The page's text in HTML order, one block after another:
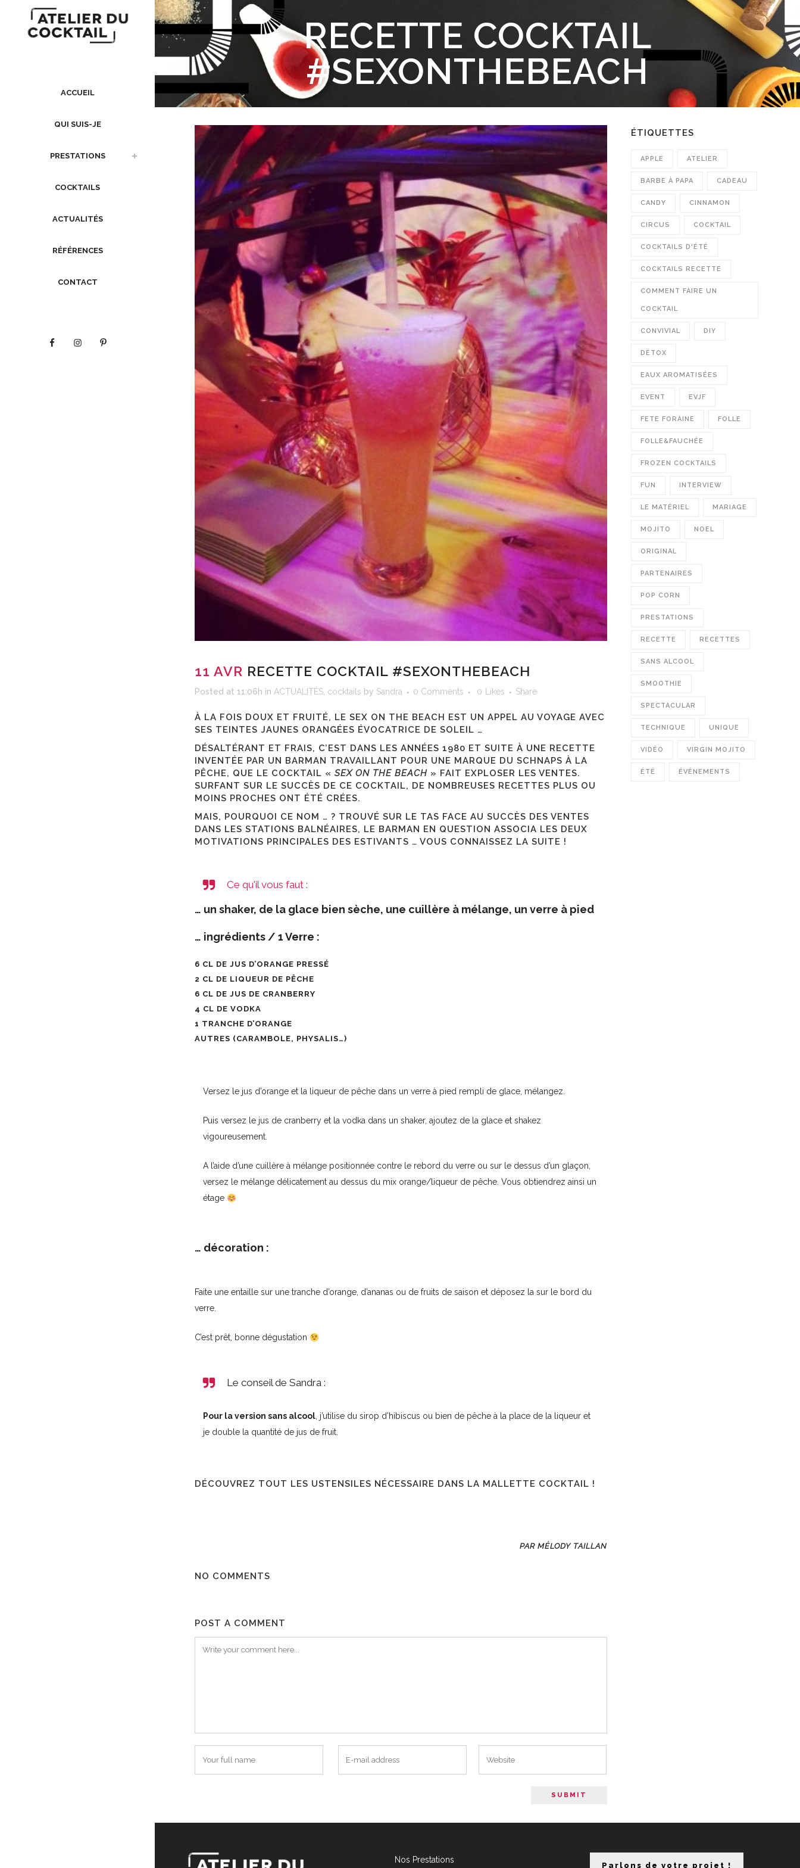
ACCUEIL
QUI SUIS-JE
PRESTATIONS
COCKTAILS
ACTUALITÉS
RÉFÉRENCES
CONTACT
RECETTE COCKTAIL
#SEXONTHEBEACH
11 AVR RECETTE COCKTAIL #SEXONTHEBEACH
Posted at 11:06h in ACTUALITÉS, cocktails by Sandra 0 Comments 0 Likes Share
À LA FOIS DOUX ET FRUITÉ, LE SEX ON THE BEACH EST UN APPEL AU VOYAGE AVEC
SES TEINTES JAUNES ORANGÉES ÉVOCATRICE DE SOLEIL …
DÉSALTÉRANT ET FRAIS, C’EST DANS LES ANNÉES 1980 ET SUITE À UNE RECETTE
INVENTÉE PAR UN BARMAN TRAVAILLANT POUR UNE MARQUE DU SCHNAPS À LA
PÊCHE, QUE LE COCKTAIL « SEX ON THE BEACH » FAIT EXPLOSER LES VENTES.
SURFANT SUR LE SUCCÈS DE CE COCKTAIL, DE NOMBREUSES RECETTES PLUS OU
MOINS PROCHES ONT ÉTÉ CRÉES.
MAIS, POURQUOI CE NOM … ? TROUVÉ SUR LE TAS FACE AU SUCCÈS DES VENTES
DANS LES STATIONS BALNÉAIRES, LE BARMAN EN QUESTION ASSOCIA LES DEUX
MOTIVATIONS PRINCIPALES DES ESTIVANTS … VOUS CONNAISSEZ LA SUITE !
Ce qu'il vous faut :
… un shaker, de la glace bien sèche, une cuillère à mélange, un verre à pied
… ingrédients / 1 Verre :
6 CL DE JUS D’ORANGE PRESSÉ
2 CL DE LIQUEUR DE PÊCHE
6 CL DE JUS DE CRANBERRY
4 CL DE VODKA
1 TRANCHE D’ORANGE
AUTRES (CARAMBOLE, PHYSALIS…)
Versez le jus d’orange et la liqueur de pêche dans un verre à pied rempli de glace, mélangez.
Puis versez le jus de cranberry et la vodka dans un shaker, ajoutez de la glace et shakez
vigoureusement.
A l’aide d’une cuillère à mélange positionnée contre le rebord du verre ou sur le dessus d’un glaçon,
versez le mélange délicatement au dessus du mix orange/liqueur de pêche. Vous obtiendrez ainsi un
étage
… décoration :
Faite une entaille sur une tranche d’orange, d’ananas ou de fruits de saison et déposez la sur le bord du
verre.
C’est prêt, bonne dégustation
Le conseil de Sandra :
Pour la version sans alcool, j’utilise du sirop d’hibiscus ou bien de pêche à la place de la liqueur et
je double la quantité de jus de fruit.
DÉCOUVREZ TOUT LES USTENSILES NÉCESSAIRE DANS LA MALLETTE COCKTAIL !
PAR MÉLODY TAILLAN
NO COMMENTS
POST A COMMENT
ÉTIQUETTES
APPLE ATELIER
BARBE À PAPA CADEAU
CANDY CINNAMON
CIRCUS COCKTAIL
COCKTAILS D'ÉTÉ
COCKTAILS RECETTE
COMMENT FAIRE UN
COCKTAIL
CONVIVIAL DIY
DÉTOX
EAUX AROMATISÉES
EVENT EVJF
FETE FORAINE FOLLE
FOLLE&FAUCHÉE
FROZEN COCKTAILS
FUN INTERVIEW
LE MATÉRIEL MARIAGE
MOJITO NOEL
ORIGINAL
PARTENAIRES
POP CORN
PRESTATIONS
RECETTE RECETTES
SANS ALCOOL
SMOOTHIE
SPECTACULAR
TECHNIQUE UNIQUE
VIDÉO VIRGIN MOJITO
ÉTÉ ÉVÉNEMENTS
Nos Prestations
Parlons de votre projet !